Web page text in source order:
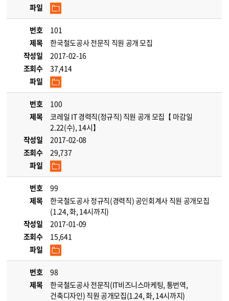
파일
번호
101
제목
한국철도공사 전문직 직원 공개 모집
작성일
2017-02-16
조회수
37,414
파일
번호
100
제목
코레일 IT 경력직(정규직) 직원 공개 모집【 마감일
2.22(수), 14시】
작성일
2017-02-08
조회수
29,737
파일
번호
99
제목
한국철도공사 정규직(경력직) 공인회계사 직원 공개모집
(1.24, 화, 14시까지)
작성일
2017-01-09
조회수
15,641
파일
번호
98
제목
한국철도공사 전문직(IT비즈니스마케팅, 통번역,
건축디자인) 직원 공개모집(1.24, 화, 14시까지)